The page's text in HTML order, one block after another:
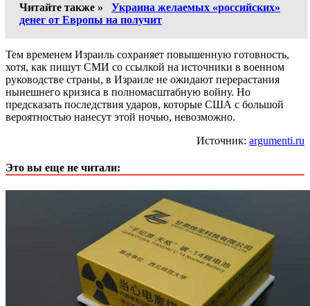
Читайте также »
Украина желаемых «российских»
денег от Европы на получит
Тем временем Израиль сохраняет повышенную готовность,
хотя, как пишут СМИ со ссылкой на источники в военном
руководстве страны, в Израиле не ожидают перерастания
нынешнего кризиса в полномасштабную войну. Но
предсказать последствия ударов, которые США с большой
вероятностью нанесут этой ночью, невозможно.
Источник: argumenti.ru
Это вы еще не читали: